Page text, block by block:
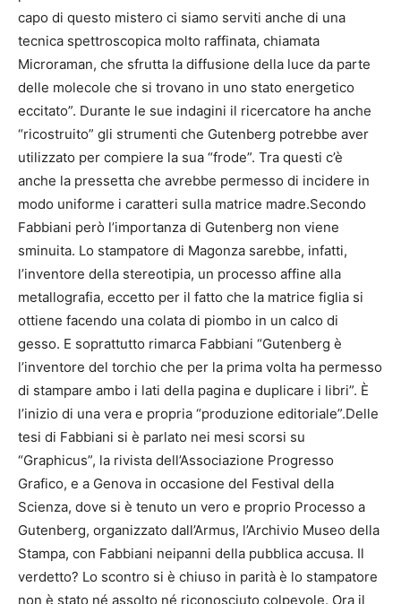
capo di questo mistero ci siamo serviti anche di una
tecnica spettroscopica molto raffinata, chiamata
Microraman, che sfrutta la diffusione della luce da parte
delle molecole che si trovano in uno stato energetico
eccitato”. Durante le sue indagini il ricercatore ha anche
“ricostruito” gli strumenti che Gutenberg potrebbe aver
utilizzato per compiere la sua “frode”. Tra questi c’è
anche la pressetta che avrebbe permesso di incidere in
modo uniforme i caratteri sulla matrice madre.Secondo
Fabbiani però l’importanza di Gutenberg non viene
sminuita. Lo stampatore di Magonza sarebbe, infatti,
l’inventore della stereotipia, un processo affine alla
metallografia, eccetto per il fatto che la matrice figlia si
ottiene facendo una colata di piombo in un calco di
gesso. E soprattutto rimarca Fabbiani “Gutenberg è
l’inventore del torchio che per la prima volta ha permesso
di stampare ambo i lati della pagina e duplicare i libri”. È
l’inizio di una vera e propria “produzione editoriale”.Delle
tesi di Fabbiani si è parlato nei mesi scorsi su
“Graphicus”, la rivista dell’Associazione Progresso
Grafico, e a Genova in occasione del Festival della
Scienza, dove si è tenuto un vero e proprio Processo a
Gutenberg, organizzato dall’Armus, l’Archivio Museo della
Stampa, con Fabbiani neipanni della pubblica accusa. Il
verdetto? Lo scontro si è chiuso in parità è lo stampatore
non è stato né assolto né riconosciuto colpevole. Ora il